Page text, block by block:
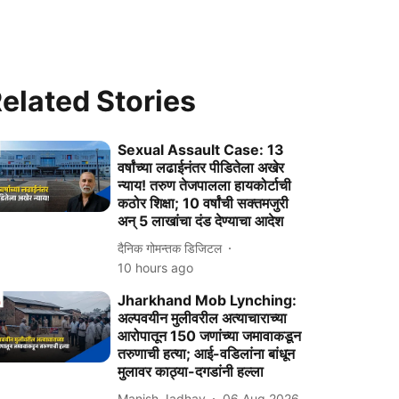
Stories
Sexual Assault Case: 13
वर्षांच्या लढाईनंतर पीडितेला अखेर
न्याय! तरुण तेजपालला हायकोर्टाची
कठोर शिक्षा; 10 वर्षांची सक्तमजुरी
अन् 5 लाखांचा दंड देण्याचा आदेश
दैनिक गोमन्तक डिजिटल
10 hours ago
Jharkhand Mob Lynching:
अल्पवयीन मुलीवरील अत्याचाराच्या
आरोपातून 150 जणांच्या जमावाकडून
तरुणाची हत्या; आई-वडिलांना बांधून
मुलावर काठ्या-दगडांनी हल्ला